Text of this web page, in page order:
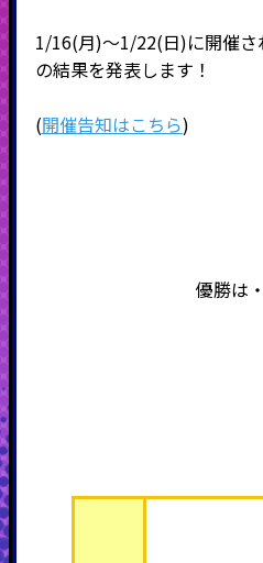
1/16(月)～1/22(日)に開催
の結果を発表します！
(開催告知はこちら)
優勝は